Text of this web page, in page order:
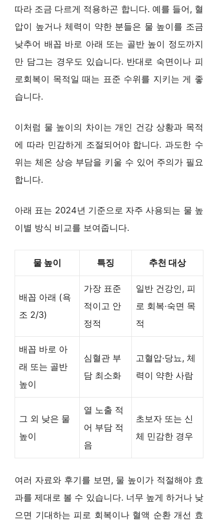
따라 조금 다르게 적용하곤 합니다. 예를 들어, 혈
압이 높거나 체력이 약한 분들은 물 높이를 조금
낮추어 배꼽 바로 아래 또는 골반 높이 정도까지
만 담그는 경우도 있습니다. 반대로 숙면이나 피
로회복이 목적일 때는 표준 수위를 지키는 게 좋
습니다.
이처럼 물 높이의 차이는 개인 건강 상황과 목적
에 따라 민감하게 조절되어야 합니다. 과도한 수
위는 체온 상승 부담을 키울 수 있어 주의가 필요
합니다.
아래 표는 2024년 기준으로 자주 사용되는 물 높
이별 방식 비교를 보여줍니다.
물 높이 특징 추천 대상
배꼽 아래 (욕
조 2/3)
가장 표준
적이고 안
정적
일반 건강인, 피
로 회복·숙면 목
적
배꼽 바로 아
래 또는 골반
높이
심혈관 부
담 최소화
고혈압·당뇨, 체
력이 약한 사람
그 외 낮은 물
높이
열 노출 적
어 부담 적
음
초보자 또는 신
체 민감한 경우
여러 자료와 후기를 보면, 물 높이가 적절해야 효
과를 제대로 볼 수 있습니다. 너무 높게 하거나 낮
으면 기대하는 피로 회복이나 혈액 순환 개선 효